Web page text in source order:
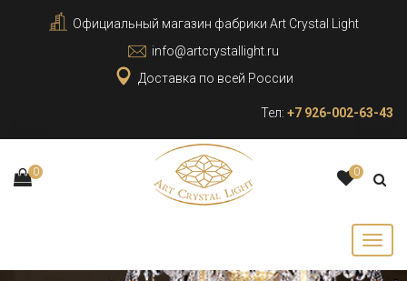
Официальный магазин фабрики Art Crystal Light
info@artcrystallight.ru
Доставка по всей России
Тел: +7 926-002-63-43
0 0